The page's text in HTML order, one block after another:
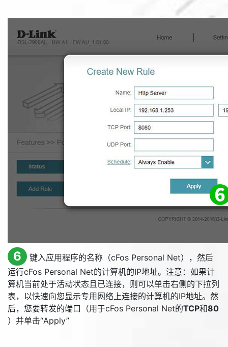
6
键入应用程序的名称（cFos Personal Net），然后
运行cFos Personal Net的计算机的IP地址。注意：如果计
算机当前处于活动状态且已连接，则可以单击右侧的下拉列
表，以快速向您显示专用网络上连接的计算机的IP地址。然
后，您要转发的端口（用于cFos Personal Net的TCP和80
）并单击“Apply”